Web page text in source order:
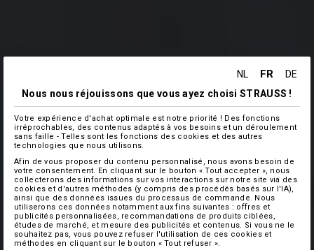
NL FR
DE
Nous nous réjouissons que vous ayez choisi STRAUSS !
Votre expérience d'achat optimale est notre priorité ! Des fonctions
irréprochables, des contenus adaptés à vos besoins et un déroulement
sans faille - Telles sont les fonctions des cookies et des autres
technologies que nous utilisons.
Afin de vous proposer du contenu personnalisé, nous avons besoin de
votre consentement. En cliquant sur le bouton « Tout accepter », nous
collecterons des informations sur vos interactions sur notre site via des
cookies et d'autres méthodes (y compris des procédés basés sur l'IA),
ainsi que des données issues du processus de commande. Nous
utiliserons ces données notamment aux fins suivantes : offres et
publicités personnalisées, recommandations de produits ciblées,
études de marché, et mesure des publicités et contenus. Si vous ne le
souhaitez pas, vous pouvez refuser l'utilisation de ces cookies et
méthodes en cliquant sur le bouton « Tout refuser ».